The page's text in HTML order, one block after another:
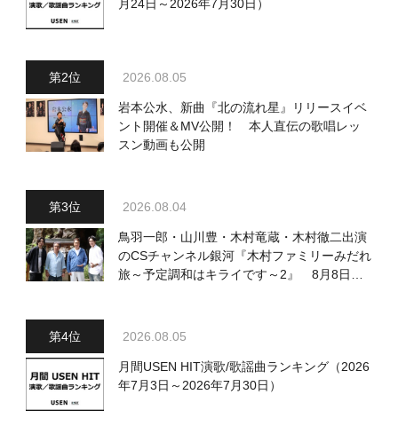
月24日～2026年7月30日）
2026.08.05
岩本公水、新曲『北の流れ星』リリースイベ
ント開催＆MV公開！ 本人直伝の歌唱レッ
スン動画も公開
2026.08.04
鳥羽一郎・山川豊・木村竜蔵・木村徹二出演
のCSチャンネル銀河『木村ファミリーみだれ
旅～予定調和はキライです～2』 8月8日
2026.08.05
月間USEN HIT演歌/歌謡曲ランキング（2026
年7月3日～2026年7月30日）